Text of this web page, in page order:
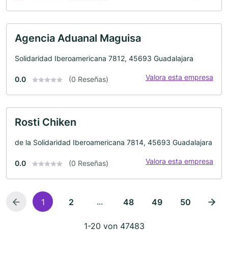
Agencia Aduanal Maguisa
Solidaridad Iberoamericana 7812, 45693 Guadalajara
0.0 (0 Reseñas) Valora esta empresa
Rosti Chiken
de la Solidaridad Iberoamericana 7814, 45693 Guadalajara
0.0 (0 Reseñas) Valora esta empresa
1 2 ... 48 49 50
1-20 von 47483